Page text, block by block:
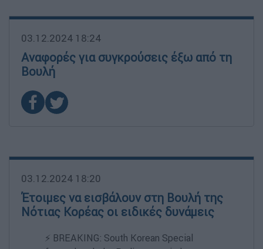
03.12.2024 18:24
Αναφορές για συγκρούσεις έξω από τη
Βουλή
03.12.2024 18:20
Έτοιμες να εισβάλουν στη Βουλή της
Νότιας Κορέας οι ειδικές δυνάμεις
⚡️ BREAKING: South Korean Special